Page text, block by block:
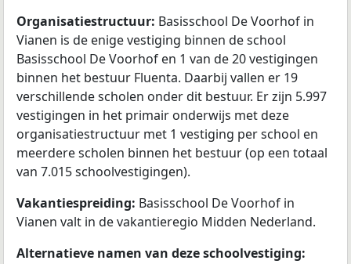
Organisatiestructuur: Basisschool De Voorhof in
Vianen is de enige vestiging binnen de school
Basisschool De Voorhof en 1 van de 20 vestigingen
binnen het bestuur Fluenta. Daarbij vallen er 19
verschillende scholen onder dit bestuur. Er zijn 5.997
vestigingen in het primair onderwijs met deze
organisatiestructuur met 1 vestiging per school en
meerdere scholen binnen het bestuur (op een totaal
van 7.015 schoolvestigingen).
Vakantiespreiding: Basisschool De Voorhof in
Vianen valt in de vakantieregio Midden Nederland.
Alternatieve namen van deze schoolvestiging: